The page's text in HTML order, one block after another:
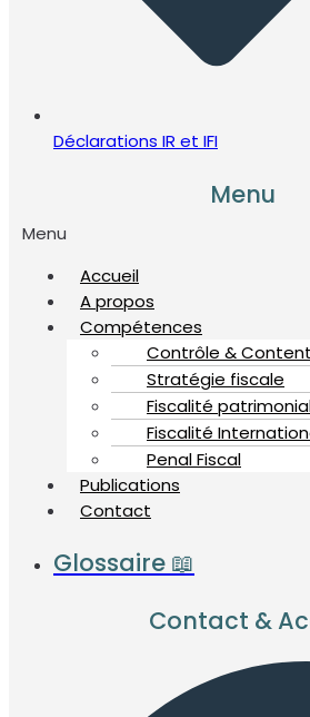
Déclarations IR et IFI
Menu
Menu
Accueil
A propos
Compétences
Contrôle &
Stratégie fiscale
Fiscalité
Fiscalité
Penal Fiscal
Publications
Contact
Glossaire 📖
Contact &